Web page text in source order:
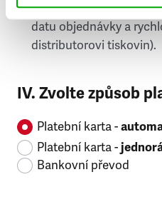
příští, nejpozději
datu objednávky a
distributorovi tiskovin).
IV. Zvolte způsob
Platební karta -
Platební karta -
Bankovní převod